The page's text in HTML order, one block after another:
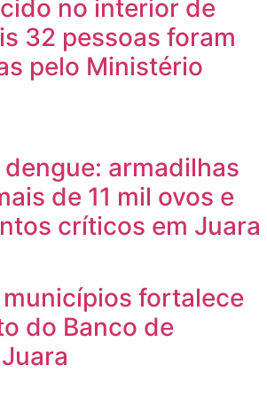
no interior de
32 pessoas foram
pelo Ministério
armadilhas
de 11 mil ovos e
críticos em Juara
municípios fortalece
do Banco de